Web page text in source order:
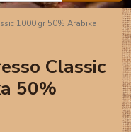
1000 gr 50% Arabika
Classic
50%